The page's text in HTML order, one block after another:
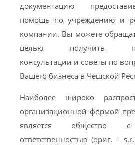
документацию
помощь по учреждению и
компании. Вы можете
целью получить
консультации и советы по
Вашего бизнеса в Чешской
Наиболее широко
организационной формой
является общество с
ответственностью (ориг. –